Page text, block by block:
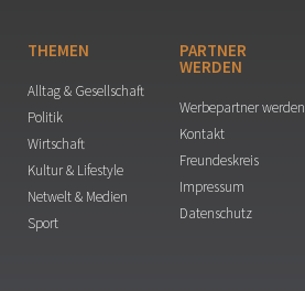
THEMEN
Alltag & Gesellschaft
Politik
Wirtschaft
Kultur & Lifestyle
Netwelt & Medien
Sport
PARTNER
WERDEN
Werbepartner werden
Kontakt
Freundeskreis
Impressum
Datenschutz